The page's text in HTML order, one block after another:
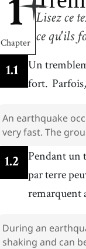
1
Chapter
Lisez ce
ce qu'ils
1.1 Un
fort.
An earthquake
very fast. The
1.2 Pendant un
par terre
remarquent
During an
shaking and can